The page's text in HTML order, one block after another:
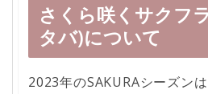
さくら咲くサクフ
タバ)について
2023年のSAKURAシーズン